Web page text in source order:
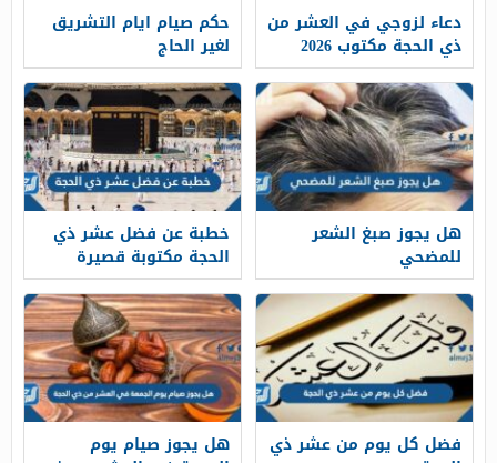
دعاء لزوجي في العشر من
ذي الحجة مكتوب 2026
بالصور
حكم صيام ايام التشريق
لغير الحاج
هل يجوز صبغ الشعر
للمضحي
خطبة عن فضل عشر ذي
الحجة مكتوبة قصيرة
فضل كل يوم من عشر ذي هل يجوز صيام يوم